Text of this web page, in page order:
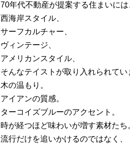
70年代不動産が提案する住まいには
西海岸スタイル、
サーフカルチャー、
ヴィンテージ、
アメリカンスタイル、
そんなテイストが取り入れられてい
木の温もり。
アイアンの質感。
ターコイズブルーのアクセント。
時が経つほど味わいが増す素材たち
流行だけを追いかけるのではなく、